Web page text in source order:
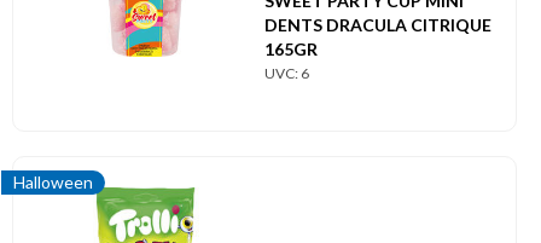
DENTS DRACULA CITRIQUE
165GR
UVC: 6
Halloween